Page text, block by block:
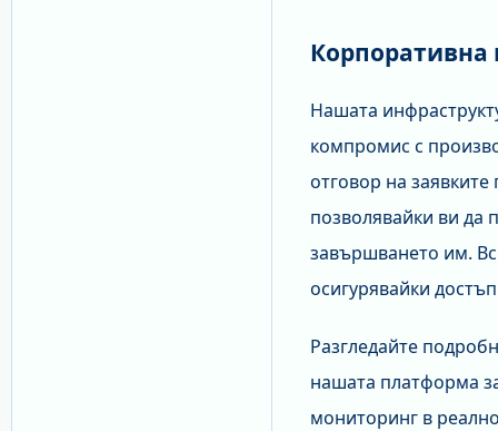
Корпоративна
Нашата
компромис с
отговор на
позволявайки ви да
завършването им.
осигурявайки
Разгледайте
нашата платформа
мониторинг в